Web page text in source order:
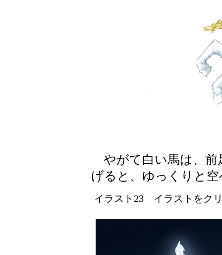
やがて白い馬は、前
げると、ゆっくりと
イラスト23 イラストをク